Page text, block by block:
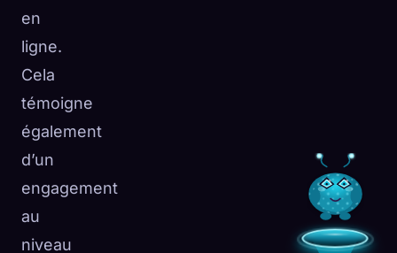
en
ligne.
Cela
témoigne
également
d’un
engagement
au
niveau